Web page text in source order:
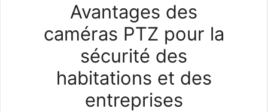
Avantages des
caméras PTZ pour la
sécurité des
habitations et des
entreprises